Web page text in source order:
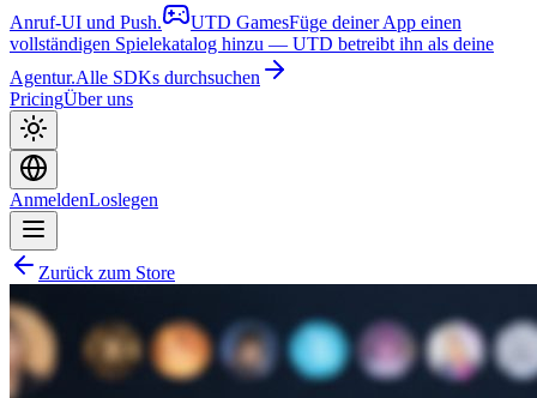
Anruf-UI und Push.
UTD GamesFüge deiner App einen
vollständigen Spielekatalog hinzu — UTD betreibt ihn als deine
Agentur.Alle SDKs durchsuchen
PricingÜber uns
AnmeldenLoslegen
Zurück zum Store